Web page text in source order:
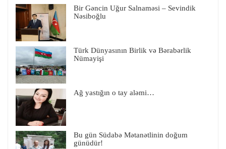
Bir Gəncin Uğur Salnaməsi – Sevindik
Nəsiboğlu
Türk Dünyasının Birlik və Bərabərlik
Nümayişi
Ağ yastığın o tay aləmi…
Bu gün Südabə Mətanətlinin doğum
günüdür!